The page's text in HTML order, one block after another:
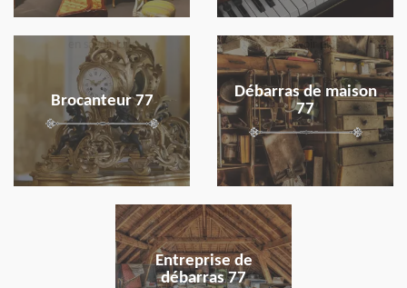
Brocanteur 77
en savoir plus
Débarras de maison
77
en savoir plus
Entreprise de
débarras 77
en savoir plus